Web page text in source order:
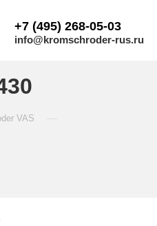
+7 (495) 268-05-03
info@kromschroder-rus.ru
VAS